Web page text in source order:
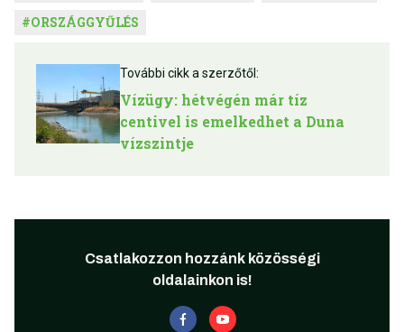
#ORSZÁGGYŰLÉS
További cikk a szerzőtől:
Vízügy: hétvégén már tíz
centivel is emelkedhet a Duna
vízszintje
Csatlakozzon hozzánk közösségi
oldalainkon is!